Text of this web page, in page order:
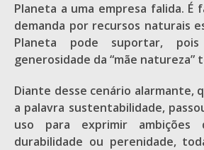
Planeta a uma empresa falida.
demanda por recursos naturais
Planeta pode suportar,
generosidade da “mãe natureza”
Diante desse cenário alarmante,
a palavra sustentabilidade,
uso para exprimir ambições
durabilidade ou perenidade,